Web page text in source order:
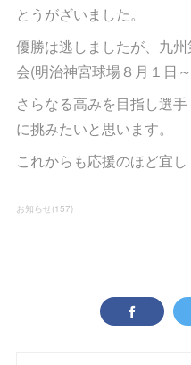
とうがざいました。
優勝は逃しましたが、九
会(明治神宮球場８月１日
さらなる高みを目指し選
に挑みたいと思います。
これからも応援のほど宜し
お知らせ(157)